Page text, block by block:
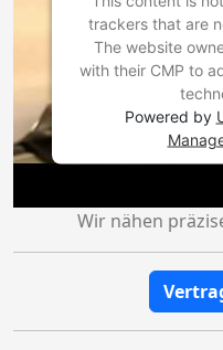
trackers that are
The website
with their CMP to
Powered by
Wir nähen